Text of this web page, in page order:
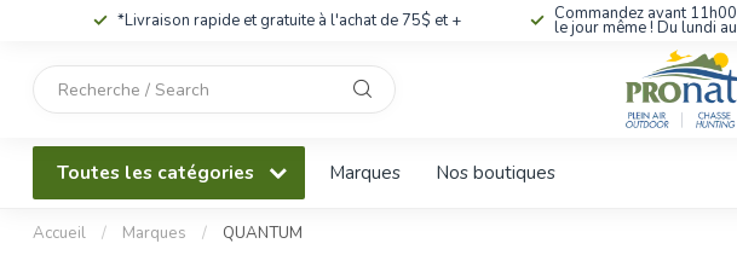
*Livraison rapide et gratuite à l'achat de 75$ et + Commandez avant
le jour même ! Du lundi
et
Toutes les catégories Marques Nos boutiques
Accueil / Marques / QUANTUM